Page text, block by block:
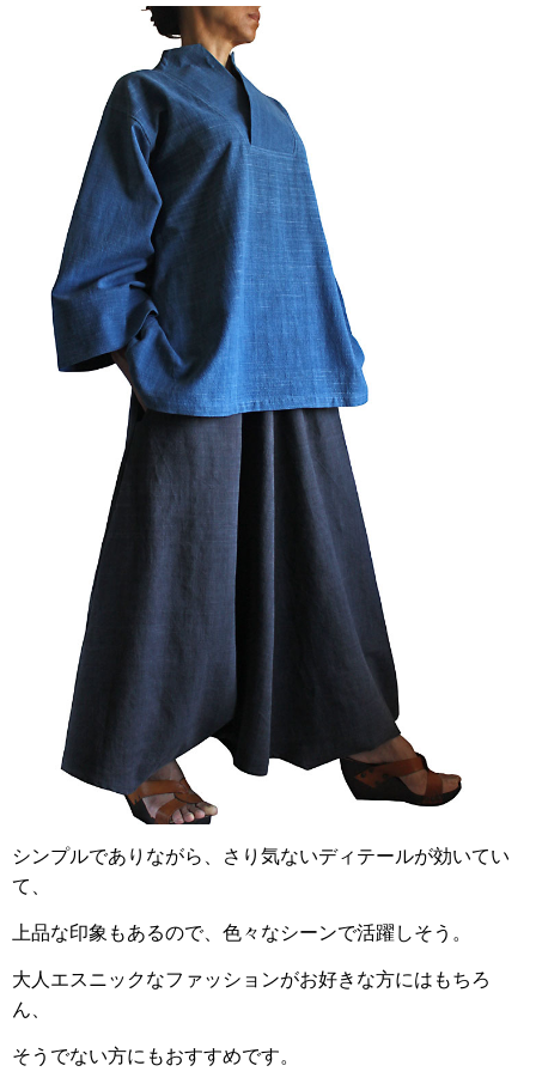
シンプルでありながら、さり気ないディテールが効いてい
て、
上品な印象もあるので、色々なシーンで活躍しそう。
大人エスニックなファッションがお好きな方にはもちろ
ん、
そうでない方にもおすすめです。